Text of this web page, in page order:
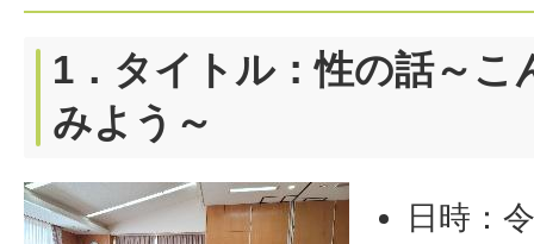
1．タイトル：性の話～こ
みよう～
日時：